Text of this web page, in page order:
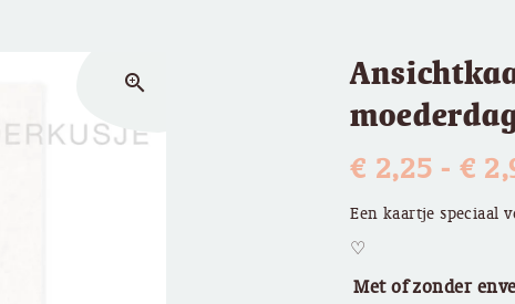
zoom_in
€ 2,25 - €
Een kaartje speciaal
♡
Met of zonder